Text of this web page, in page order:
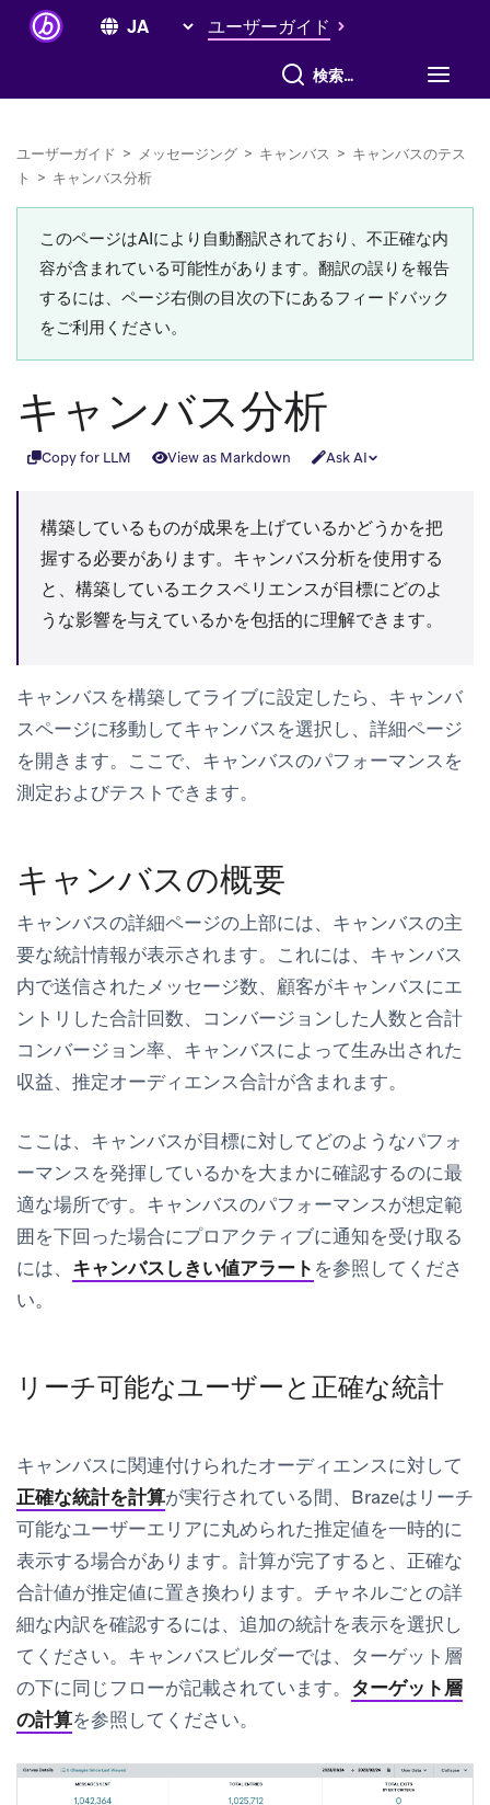
ユーザーガイド
すべて検索
ユーザーガイド > メッセージング > キャンバス > キャンバスのテス
ト > キャンバス分析
このページはAIにより自動翻訳されており、不正確な内
容が含まれている可能性があります。翻訳の誤りを報告
するには、ページ右側の目次の下にあるフィードバック
をご利用ください。
キャンバス分析
Copy for LLM View as Markdown Ask AI
構築しているものが成果を上げているかどうかを把
握する必要があります。キャンバス分析を使用する
と、構築しているエクスペリエンスが目標にどのよ
うな影響を与えているかを包括的に理解できます。
キャンバスを構築してライブに設定したら、 キャンバ
スページに移動してキャンバスを選択し、詳細ページ
を開きます。ここで、キャンバスのパフォーマンスを
測定およびテストできます。
キャンバスの概要
キャンバスの詳細ページの上部には、キャンバスの主
要な統計情報が表示されます。これには、キャンバス
内で送信されたメッセージ数、顧客がキャンバスにエ
ントリした合計回数、コンバージョンした人数と合計
コンバージョン率、キャンバスによって生み出された
収益、推定オーディエンス合計が含まれます。
ここは、キャンバスが目標に対してどのようなパフォ
ーマンスを発揮しているかを大まかに確認するのに最
適な場所です。キャンバスのパフォーマンスが想定範
囲を下回った場合にプロアクティブに通知を受け取る
には、 キャンバスしきい値アラート を参照してくださ
い。
リーチ可能なユーザーと正確な統計
キャンバスに関連付けられたオーディエンスに対して
正確な統計を計算が実行されている間、Brazeは リーチ
可能なユーザーエリアに丸められた推定値を一時的に
表示する場合があります。計算が完了すると、正確な
合計値が推定値に置き換わります。チャネルごとの詳
細な内訳を確認するには、 追加の統計を表示を選択し
てください。キャンバスビルダーでは、 ターゲット層
の下に同じフローが記載されています。 ターゲット層
の計算を参照してください。